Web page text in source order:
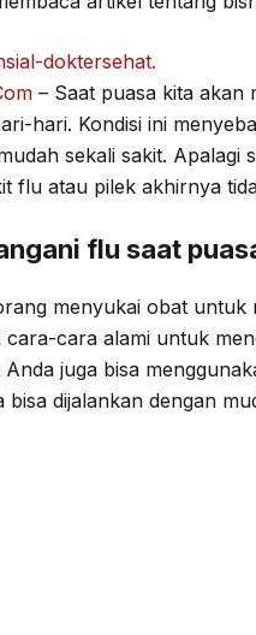
– Saat puasa kita akan
hari. Kondisi ini
sekali sakit. Apalagi
flu atau pilek akhirnya
flu saat
menyukai obat
cara-cara alami untuk
Anda juga bisa
bisa dijalankan dengan